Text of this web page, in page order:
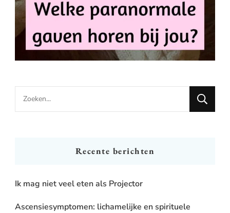
Looking
for
Recente berichten
Ik mag niet veel eten als Projector
Ascensiesymptomen: lichamelijke en spirituele